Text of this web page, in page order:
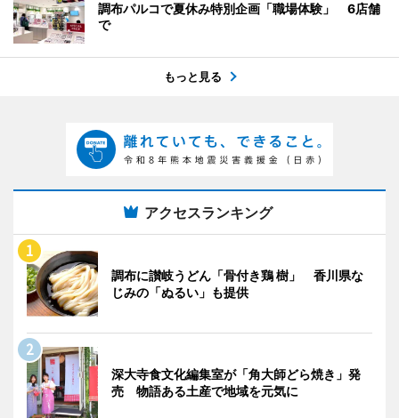
調布パルコで夏休み特別企画「職場体験」 6店舗
で
もっと見る
アクセスランキング
調布に讃岐うどん「骨付き鶏 樹」 香川県な
じみの「ぬるい」も提供
深大寺食文化編集室が「角大師どら焼き」発
売 物語ある土産で地域を元気に